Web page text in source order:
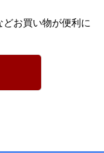
お買い物が便利に